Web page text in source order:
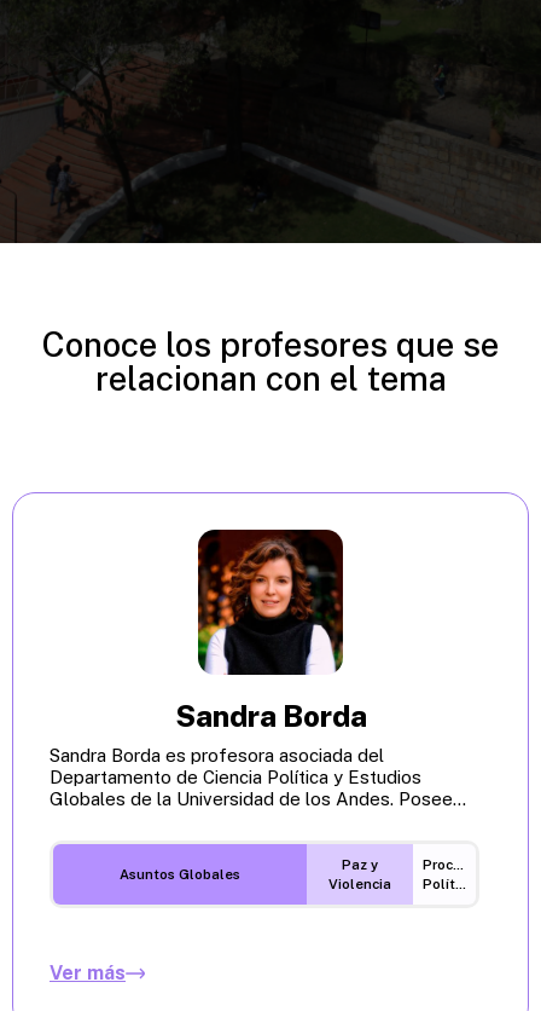
Conoce los profesores que se
relacionan con el tema
Sandra Borda
Sandra Borda es profesora asociada del
Departamento de Ciencia Política y Estudios
Globales de la Universidad de los Andes. Posee...
Asuntos Globales
Paz y
Violencia
Procesos
Políticos
Ver más